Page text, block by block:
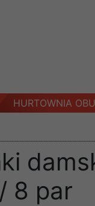
HURTOWNIA
8 par